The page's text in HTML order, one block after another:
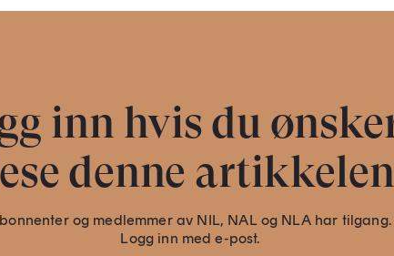
inn hvis du
denne artikkelen
og medlemmer av NIL, NAL og NLA har tilgang.
Logg inn med e-post.